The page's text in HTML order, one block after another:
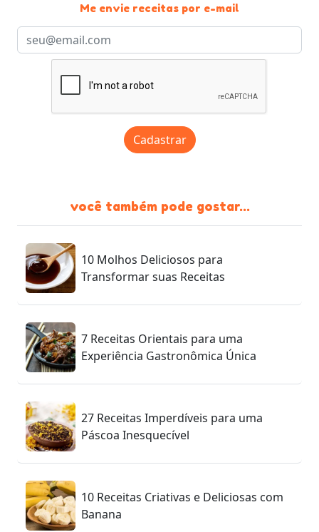
Me envie receitas por e-mail
Cadastrar
você também pode gostar...
10 Molhos Deliciosos para
Transformar suas Receitas
7 Receitas Orientais para uma
Experiência Gastronômica Única
27 Receitas Imperdíveis para uma
Páscoa Inesquecível
10 Receitas Criativas e Deliciosas com
Banana